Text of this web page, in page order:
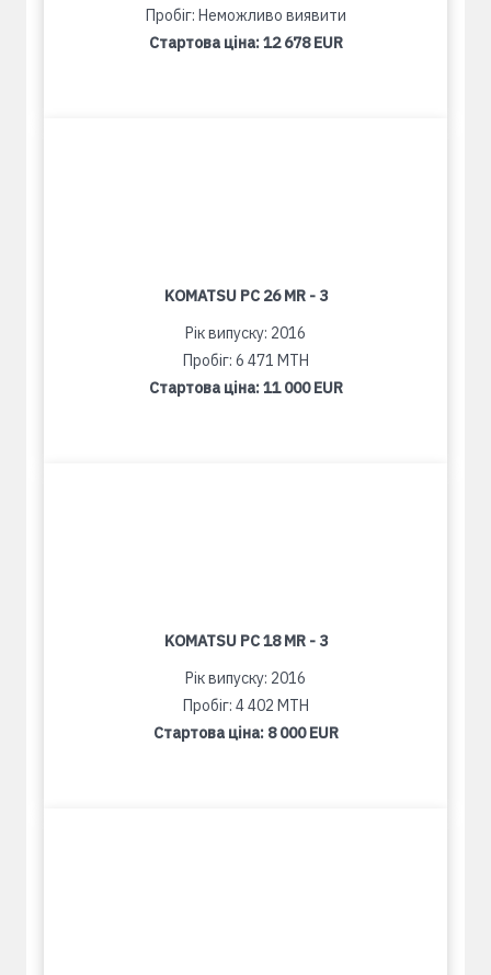
Пробіг: Неможливо виявити
Стартова ціна:12 678 EUR
KOMATSU PC 26 MR - 3
Рік випуску: 2016
Пробіг: 6 471 MTH
Стартова ціна:11 000 EUR
KOMATSU PC 18 MR - 3
Рік випуску: 2016
Пробіг: 4 402 MTH
Стартова ціна: 8 000 EUR